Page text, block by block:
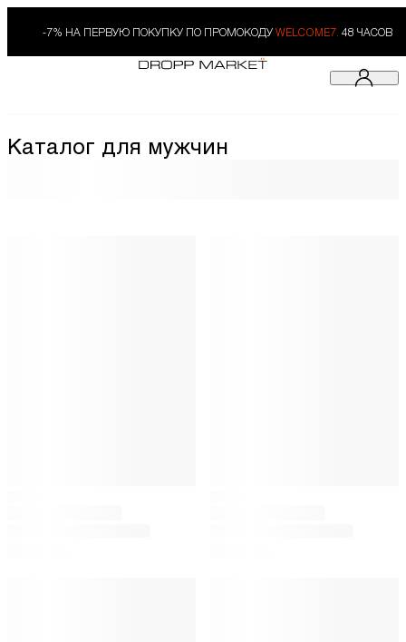
-7% НА ПЕРВУЮ ПОКУПКУ ПО ПРОМОКОДУ WELCOME7. 48 ЧАСОВ
Каталог для мужчин